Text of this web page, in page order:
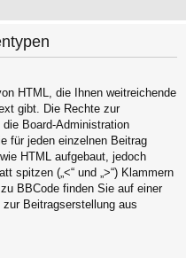
HTML, die Ihnen weitreichende
gibt. Die Rechte zur
Board-Administration
für jeden einzelnen Beitrag
HTML aufgebaut, jedoch
spitzen („<“ und „>“) Klammern
BBCode finden Sie auf einer
Beitragserstellung aus